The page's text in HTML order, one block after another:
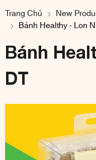
Trang Chủ
New
Bánh Healthy - Lon
Bánh
DT